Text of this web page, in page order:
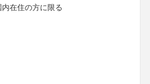
在住の方に限る